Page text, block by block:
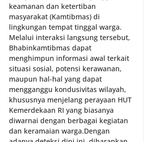
keamanan dan ketertiban
masyarakat (Kamtibmas) di
lingkungan tempat tinggal warga.
Melalui interaksi langsung tersebut,
Bhabinkamtibmas dapat
menghimpun informasi awal terkait
situasi sosial, potensi kerawanan,
maupun hal-hal yang dapat
mengganggu kondusivitas wilayah,
khususnya menjelang perayaan HUT
Kemerdekaan RI yang biasanya
diwarnai dengan berbagai kegiatan
dan keramaian warga.‎‎Dengan